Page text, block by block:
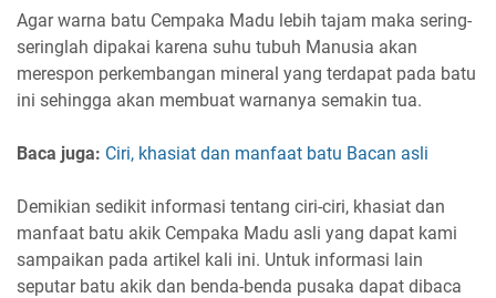
Agar warna batu Cempaka Madu lebih tajam maka sering-
seringlah dipakai karena suhu tubuh Manusia akan
merespon perkembangan mineral yang terdapat pada batu
ini sehingga akan membuat warnanya semakin tua.
Baca juga: Ciri, khasiat dan manfaat batu Bacan asli
Demikian sedikit informasi tentang ciri-ciri, khasiat dan
manfaat batu akik Cempaka Madu asli yang dapat kami
sampaikan pada artikel kali ini. Untuk informasi lain
seputar batu akik dan benda-benda pusaka dapat dibaca